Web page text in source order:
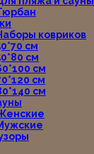
ковриков
см
см
см
см
см